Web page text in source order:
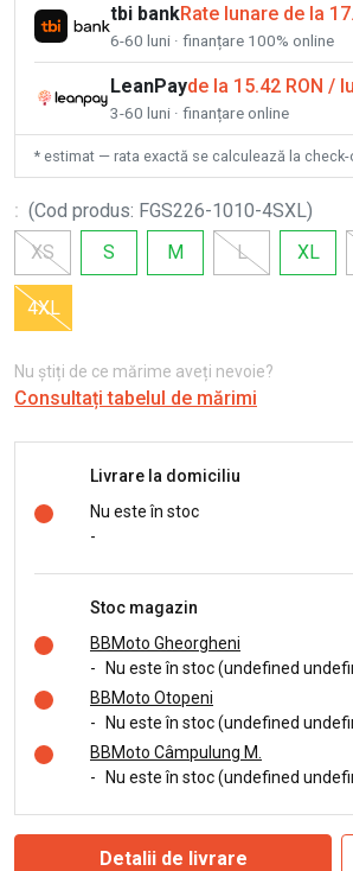
tbi bankRate lunare de la
6-60 luni · finanțare 100% online
LeanPayde la 15.42 RON /
3-60 luni · finanțare online
* estimat — rata exactă se calculează la
: (Cod produs: FGS226-1010-4SXL)
XS
S M L XL
4XL
Nu știți de ce mărime aveți nevoie?
Consultați tabelul de mărimi
Livrare la domiciliu
Nu este în stoc
-
Stoc magazin
BBMoto Gheorgheni
-
Nu este în stoc (undefined
BBMoto Otopeni
-
Nu este în stoc (undefined
BBMoto Câmpulung M.
-
Nu este în stoc (undefined
Detalii de livrare